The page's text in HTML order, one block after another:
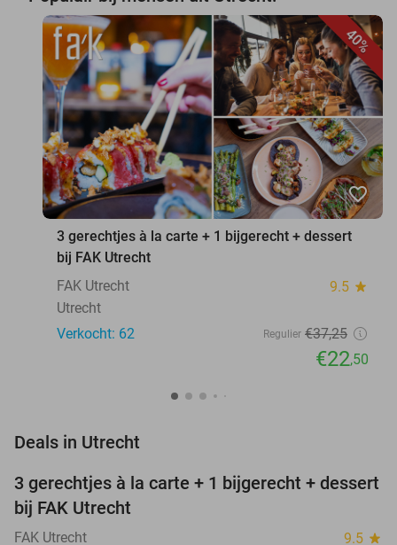
40%
favorite_border
3 gerechtjes à la carte + 1 bijgerecht + dessert
bij FAK Utrecht
FAK Utrecht
9.5 star
Utrecht
Verkocht: 62
Regulier €37,25
€22,50
Deals in Utrecht
40%
3 gerechtjes à la carte + 1 bijgerecht + dessert
bij FAK Utrecht
FAK Utrecht 9.5 star